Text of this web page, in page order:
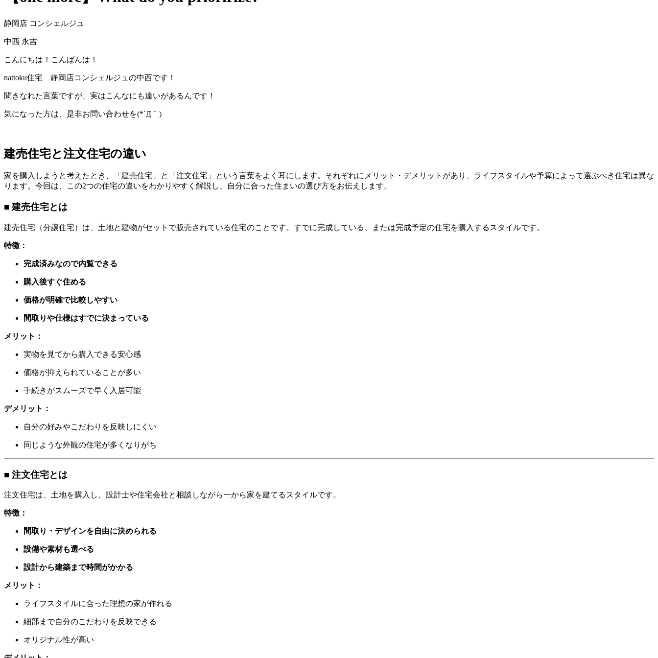
静岡店 コンシェルジュ
中西 永吉
こんにちは！こんばんは！
nattoku住宅 静岡店コンシェルジュの中西です！
聞きなれた言葉ですが、実はこんなにも違いがあるんです！
気になった方は、是非お問い合わせを(*´Д｀)
建売住宅と注文住宅の違い
家を購入しようと考えたとき、「建売住宅」と「注文住宅」という言葉をよく耳にします。それぞれにメリット・デメリットがあり、ライフスタイルや予算によって選ぶべき住宅は異な
ります。今回は、この2つの住宅の違いをわかりやすく解説し、自分に合った住まいの選び方をお伝えします。
■ 建売住宅とは
建売住宅（分譲住宅）は、土地と建物がセットで販売されている住宅のことです。すでに完成している、または完成予定の住宅を購入するスタイルです。
特徴：
完成済みなので内覧できる
購入後すぐ住める
価格が明確で比較しやすい
間取りや仕様はすでに決まっている
メリット：
実物を見てから購入できる安心感
価格が抑えられていることが多い
手続きがスムーズで早く入居可能
デメリット：
自分の好みやこだわりを反映しにくい
同じような外観の住宅が多くなりがち
■ 注文住宅とは
注文住宅は、土地を購入し、設計士や住宅会社と相談しながら一から家を建てるスタイルです。
特徴：
間取り・デザインを自由に決められる
設備や素材も選べる
設計から建築まで時間がかかる
メリット：
ライフスタイルに合った理想の家が作れる
細部まで自分のこだわりを反映できる
オリジナル性が高い